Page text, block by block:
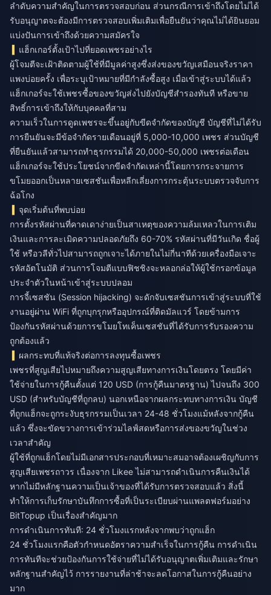
ลำดับความสำคัญในการตรวจสอบก่อน ส่วนกรณีการเข้าถึงโดยไม่ได้
รับอนุญาตจะต้องมีการตรวจสอบเพิ่มเติมเพื่อยืนยันว่าคุณไม่ได้ยินยอม
แบ่งปันการเข้าถึงด้วยความสมัครใจ
แฮ็กเกอร์ตั้งเป้าไปที่ยอดเพชรอย่างไร
ผู้โจมตีจะเฝ้าติดตามผู้ใช้ที่มีมูลค่าสูงซึ่งส่งของขวัญเสมือนจริงราคา
แพงบ่อยครั้ง เพื่อระบุเป้าหมายที่มีกำลังซื้อสูง เมื่อเข้าสู่ระบบได้แล้ว
แฮ็กเกอร์จะใช้เพชรซื้อของขวัญส่งไปยังบัญชีสำรองทันที หรือขาย
สิทธิ์การเข้าถึงให้กับบุคคลที่สาม
ความเร็วในการดูดเพชรจะขึ้นอยู่กับขีดจำกัดของบัญชี บัญชีที่ไม่ได้รับ
การยืนยันจะมีข้อจำกัดรายเดือนอยู่ที่ 5,000-10,000 เพชร ส่วนบัญชี
ที่ยืนยันแล้วสามารถทำธุรกรรมได้ 20,000-50,000 เพชรต่อเดือน
แฮ็กเกอร์จะใช้ประโยชน์จากขีดจำกัดเหล่านี้โดยการกระจายการ
ขโมยออกเป็นหลายเซสชันเพื่อหลีกเลี่ยงการกระตุ้นระบบตรวจจับการ
ฉ้อโกง
จุดเริ่มต้นที่พบบ่อย
การตั้งรหัสผ่านที่คาดเดาง่ายเป็นสาเหตุของความล้มเหลวในการเติม
เงินและการละเมิดความปลอดภัยถึง 60-70% รหัสผ่านที่มีวันเกิด ชื่อผู้
ใช้ หรือวลีทั่วไปสามารถถูกเจาะได้ภายในไม่กี่นาทีด้วยเครื่องมือเจาะ
รหัสอัตโนมัติ ส่วนการโจมตีแบบฟิชชิงจะหลอกล่อให้ผู้ใช้กรอกข้อมูล
ประจำตัวในหน้าเข้าสู่ระบบปลอม
การจี้เซสชัน (Session hijacking) จะดักจับเซสชันการเข้าสู่ระบบที่ใช้
งานอยู่ผ่าน WiFi ที่ถูกบุกรุกหรืออุปกรณ์ที่ติดมัลแวร์ โดยข้ามการ
ป้องกันรหัสผ่านด้วยการขโมยโทเค็นเซสชันที่ได้รับการรับรองความ
ถูกต้องแล้ว
ผลกระทบที่แท้จริงต่อการลงทุนซื้อเพชร
เพชรที่สูญเสียไปหมายถึงความสูญเสียทางการเงินโดยตรง โดยมีค่า
ใช้จ่ายในการกู้คืนตั้งแต่ 120 USD (การกู้คืนมาตรฐาน) ไปจนถึง 300
USD (สำหรับบัญชีที่ถูกลบ) นอกเหนือจากผลกระทบทางการเงิน บัญชี
ที่ถูกแฮ็กจะถูกระงับธุรกรรมเป็นเวลา 24-48 ชั่วโมงแม้หลังจากกู้คืน
แล้ว ซึ่งจะขัดขวางการเข้าร่วมไลฟ์สดหรือการส่งของขวัญในช่วง
เวลาสำคัญ
ผู้ใช้ที่ถูกแฮ็กโดยไม่มีเอกสารประกอบที่เหมาะสมอาจต้องเผชิญกับการ
สูญเสียเพชรถาวร เนื่องจาก Likee ไม่สามารถดำเนินการคืนเงินได้
หากไม่มีหลักฐานความเป็นเจ้าของที่ได้รับการตรวจสอบแล้ว สิ่งนี้
ทำให้การเก็บรักษาบันทึกการซื้อที่เป็นระเบียบผ่านแพลตฟอร์มอย่าง
BitTopup เป็นเรื่องสำคัญมาก
การดำเนินการทันที: 24 ชั่วโมงแรกหลังจากพบว่าถูกแฮ็ก
24 ชั่วโมงแรกคือตัวกำหนดอัตราความสำเร็จในการกู้คืน การดำเนิน
การทันทีจะช่วยป้องกันการใช้จ่ายที่ไม่ได้รับอนุญาตเพิ่มเติมและรักษา
หลักฐานสำคัญไว้ การรายงานที่ล่าช้าจะลดโอกาสในการกู้คืนอย่าง
มาก